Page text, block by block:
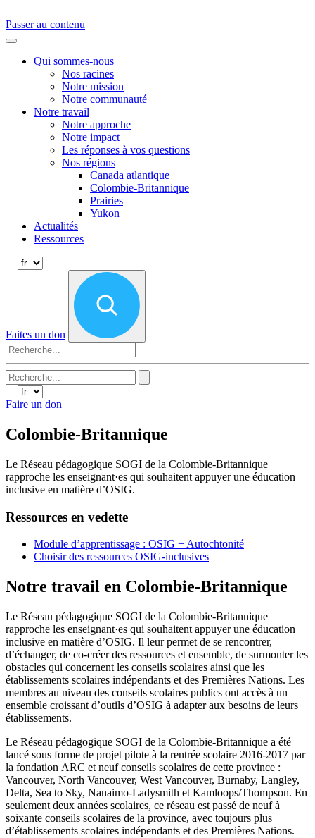
Passer au contenu
Primary
Qui sommes-nous
Nos racines
Notre mission
Notre communauté
Notre travail
Notre approche
Notre impact
Les réponses à vos questions
Nos régions
Canada atlantique
Colombie-Britannique
Prairies
Yukon
Actualités
Ressources
Faites un don
Search
for:
Faire un don
Colombie-Britannique
Le Réseau pédagogique SOGI de la Colombie-Britannique
rapproche les enseignant·es qui souhaitent appuyer une éducation
inclusive en matière d’OSIG.
Ressources en vedette
Module d’apprentissage : OSIG + Autochtonité
Choisir des ressources OSIG-inclusives
Notre travail en Colombie-Britannique
Le Réseau pédagogique SOGI de la Colombie-Britannique
rapproche les enseignant·es qui souhaitent appuyer une éducation
inclusive en matière d’OSIG. Il leur permet de se rencontrer,
d’échanger, de co-créer des ressources et ensemble, de surmonter les
obstacles qui concernent les conseils scolaires ainsi que les
établissements scolaires indépendants et des Premières Nations. Les
membres au niveau des conseils scolaires publics ont accès à un
ensemble croissant d’outils d’OSIG à adapter aux besoins de leurs
établissements.
Le Réseau pédagogique SOGI de la Colombie-Britannique a été
lancé sous forme de projet pilote à la rentrée scolaire 2016-2017 par
la fondation ARC et neuf conseils scolaires de cette province :
Vancouver, North Vancouver, West Vancouver, Burnaby, Langley,
Delta, Sea to Sky, Nanaimo-Ladysmith et Kamloops/Thompson. En
seulement deux années scolaires, ce réseau est passé de neuf à
soixante conseils scolaires de la province, avec toujours plus
d’établissements scolaires indépendants et des Premières Nations.